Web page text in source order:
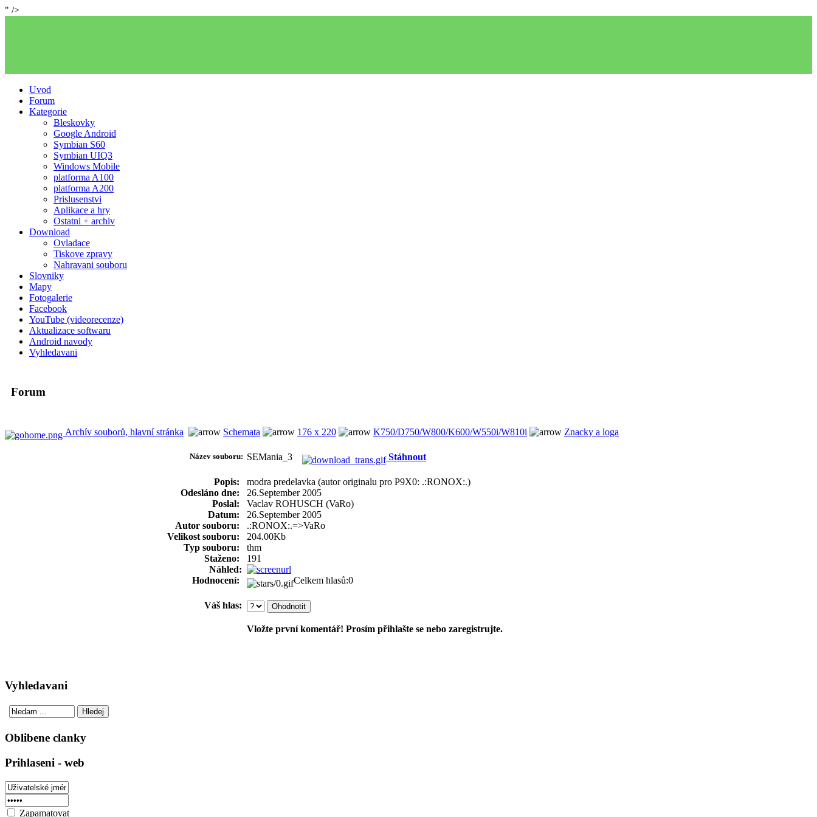
" />
Uvod
Forum
Kategorie
Bleskovky
Google Android
Symbian S60
Symbian UIQ3
Windows Mobile
platforma A100
platforma A200
Prislusenstvi
Aplikace a hry
Ostatni + archiv
Download
Ovladace
Tiskove zpravy
Nahravani souboru
Slovniky
Mapy
Fotogalerie
Facebook
YouTube (videorecenze)
Aktualizace softwaru
Android navody
Vyhledavani
Forum
Archív souborů, hlavní stránka Schemata 176 x 220 K750/D750/W800/K600/W550i/W810i Znacky a loga
Název souboru: SEMania_3 Stáhnout
Popis:
modra predelavka (autor originalu pro P9X0: .:RONOX:.)
Odesláno dne:
26.September 2005
Poslal:
Vaclav ROHUSCH (VaRo)
Datum:
26.September 2005
Autor souboru:
.:RONOX:.=>VaRo
Velikost souboru:
204.00Kb
Typ souboru:
thm
Staženo:
191
Náhled:
Hodnocení:
Celkem hlasů:0
Váš hlas:
Vložte první komentář! Prosím přihlašte se nebo zaregistrujte.
Vyhledavani
Oblibene clanky
Prihlaseni - web
Zapamatovat